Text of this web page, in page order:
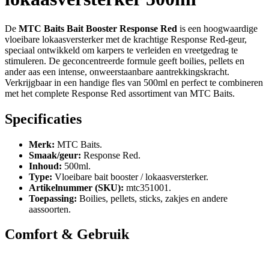
De MTC Baits Bait Booster Response Red is een hoogwaardige
vloeibare lokaasversterker met de krachtige Response Red-geur,
speciaal ontwikkeld om karpers te verleiden en vreetgedrag te
stimuleren. De geconcentreerde formule geeft boilies, pellets en
ander aas een intense, onweerstaanbare aantrekkingskracht.
Verkrijgbaar in een handige fles van 500ml en perfect te combineren
met het complete Response Red assortiment van MTC Baits.
Specificaties
Merk: MTC Baits.
Smaak/geur: Response Red.
Inhoud: 500ml.
Type: Vloeibare bait booster / lokaasversterker.
Artikelnummer (SKU): mtc351001.
Toepassing: Boilies, pellets, sticks, zakjes en andere
aassoorten.
Comfort & Gebruik